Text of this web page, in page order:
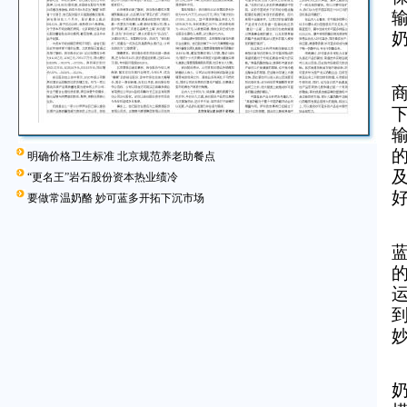
明确价格卫生标准 北京规范养老助餐点
“更名王”岩石股份资本热业绩冷
要做常温奶酪 妙可蓝多开拓下沉市场